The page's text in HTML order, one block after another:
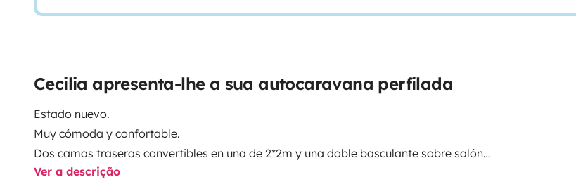
Cecilia apresenta-lhe a sua autocaravana perfilada
Estado nuevo.
Muy cómoda y confortable.
Dos camas traseras convertibles en una de 2*2m y una doble basculante sobre salón.
Nevera de 150 litros.
Ver a descrição